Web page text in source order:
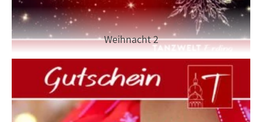
Weihnacht 2